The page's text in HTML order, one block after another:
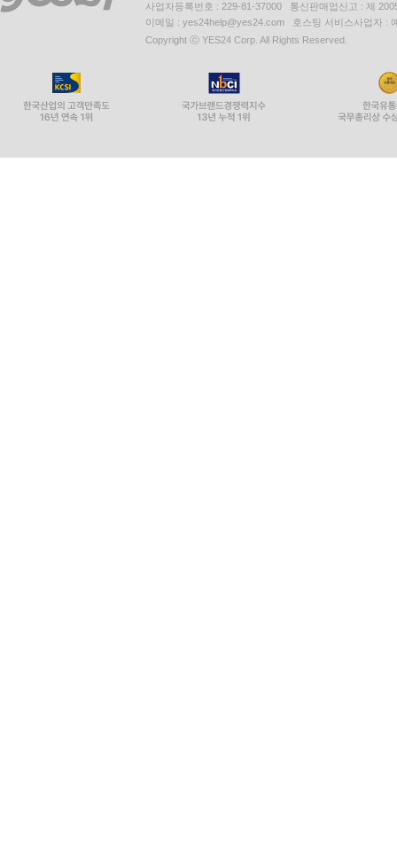
사업자등록번호 : 229-81-37000 통신판매업신고 : 제
이메일 : yes24help@yes24.com 호스팅 서비스사업자 :
Copyright ⓒ YES24 Corp. All Rights Reserved.